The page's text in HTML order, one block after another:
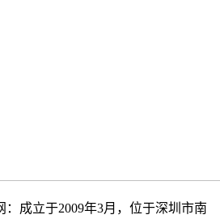
成立于2009年3月，位于深圳市南